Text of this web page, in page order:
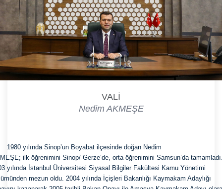
VALİ
Nedim AKMEŞE
ilk öğrenimini Sinop/ Gerze’de, orta öğrenimini Samsun’da
yılında İstanbul Üniversitesi Siyasal Bilgiler Fakültesi Kamu Yönetimi
mezun oldu. 2004 yılında İçişleri Bakanlığı Kaymakam Adaylığı